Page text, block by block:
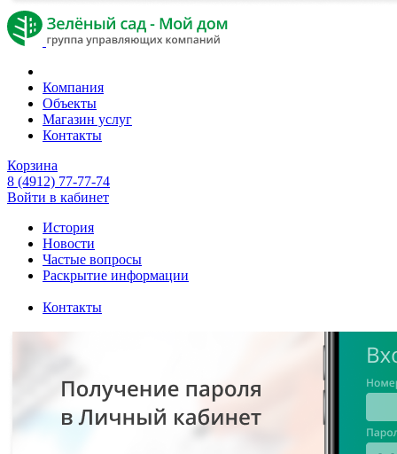
Компания
Объекты
Магазин услуг
Контакты
Корзина
8 (4912) 77-77-74
Войти в кабинет
История
Новости
Частые вопросы
Раскрытие информации
Контакты